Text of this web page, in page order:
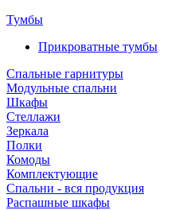
Тумбы
Прикроватные тумбы
Спальные гарнитуры
Модульные спальни
Шкафы
Стеллажи
Зеркала
Полки
Комоды
Комплектующие
Спальни - вся продукция
Распашные шкафы